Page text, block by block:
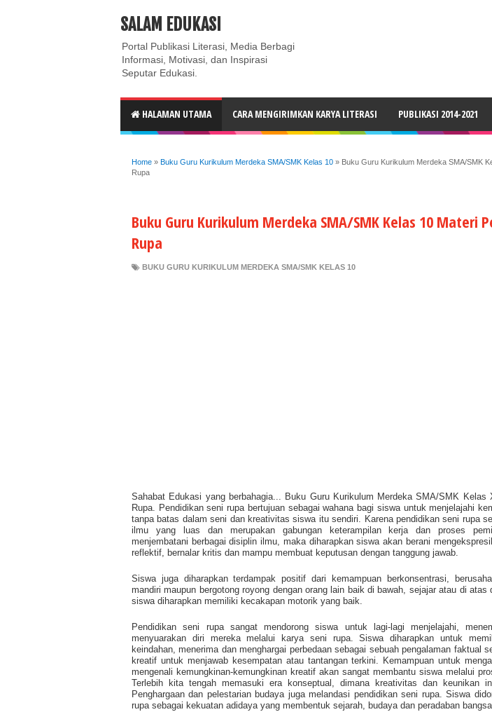
ABOUT CONTACT US
SALAM EDUKASI
Portal Publikasi Literasi, Media Berbagi
Informasi, Motivasi, dan Inspirasi
Seputar Edukasi.
HALAMAN UTAMA CARA MENGIRIMKAN KARYA LITERASI PUBLIKASI 2014-2021
Home » Buku Guru Kurikulum Merdeka SMA/SMK Kelas 10 » Buku Guru Kurikulum Merdeka SMA/SMK
Rupa
Buku Guru Kurikulum Merdeka SMA/SMK Kelas 10 Materi
Rupa
BUKU GURU KURIKULUM MERDEKA SMA/SMK KELAS 10
Sahabat Edukasi yang berbahagia... Buku Guru Kurikulum Merdeka SMA/SMK Kelas
Rupa. Pendidikan seni rupa bertujuan sebagai wahana bagi siswa untuk menjelajahi
tanpa batas dalam seni dan kreativitas siswa itu sendiri. Karena pendidikan seni rupa
ilmu yang luas dan merupakan gabungan keterampilan kerja dan proses
menjembatani berbagai disiplin ilmu, maka diharapkan siswa akan berani
reflektif, bernalar kritis dan mampu membuat keputusan dengan tanggung jawab.
Siswa juga diharapkan terdampak positif dari kemampuan berkonsentrasi,
mandiri maupun bergotong royong dengan orang lain baik di bawah, sejajar atau di atas
siswa diharapkan memiliki kecakapan motorik yang baik.
Pendidikan seni rupa sangat mendorong siswa untuk lagi-lagi menjelajahi,
menyuarakan diri mereka melalui karya seni rupa. Siswa diharapkan untuk
keindahan, menerima dan menghargai perbedaan sebagai sebuah pengalaman faktual
kreatif untuk menjawab kesempatan atau tantangan terkini. Kemampuan untuk
mengenali kemungkinan-kemungkinan kreatif akan sangat membantu siswa melalui
Terlebih kita tengah memasuki era konseptual, dimana kreativitas dan keunikan
Penghargaan dan pelestarian budaya juga melandasi pendidikan seni rupa. Siswa
rupa sebagai kekuatan adidaya yang membentuk sejarah, budaya dan peradaban